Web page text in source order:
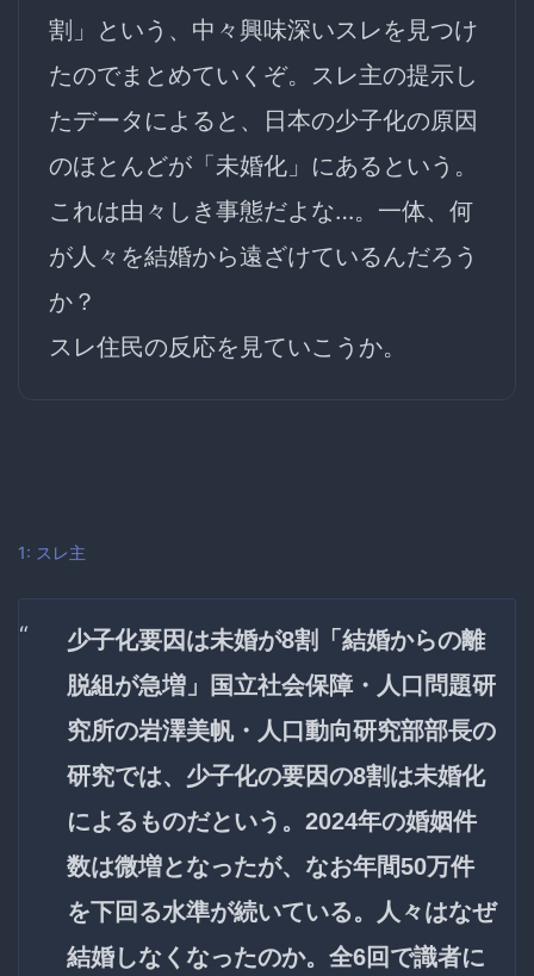
割」という、中々興味深いスレを見つけ
たのでまとめていくぞ。スレ主の提示し
たデータによると、日本の少子化の原因
のほとんどが「未婚化」にあるという。
これは由々しき事態だよな…。一体、何
が人々を結婚から遠ざけているんだろう
か？
スレ住民の反応を見ていこうか。
1: スレ主
少子化要因は未婚が8割「結婚からの離
脱組が急増」国立社会保障・人口問題研
究所の岩澤美帆・人口動向研究部部長の
研究では、少子化の要因の8割は未婚化
によるものだという。2024年の婚姻件
数は微増となったが、なお年間50万件
を下回る水準が続いている。人々はなぜ
結婚しなくなったのか。全6回で識者に